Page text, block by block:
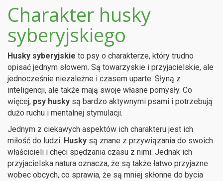
Charakter husky
syberyjskiego
Husky syberyjskie to psy o charakterze, który trudno
opisać jednym słowem. Są towarzyskie i przyjacielskie, ale
jednocześnie niezależne i czasem uparte. Słyną z
inteligencji, ale także mają swoje własne pomysły. Co
więcej, psy husky są bardzo aktywnymi psami i potrzebują
dużo ruchu i mentalnej stymulacji.
Jednym z ciekawych aspektów ich charakteru jest ich
miłość do ludzi. Husky są znane z przywiązania do swoich
właścicieli i chęci spędzania czasu z nimi. Jednak ich
przyjacielska natura oznacza, że są także łatwo przyjazne
wobec obcych, co sprawia, że są mniej skłonne do bycia